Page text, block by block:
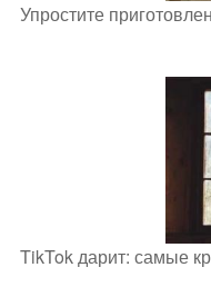
Упростите
TikTok дарит: самые